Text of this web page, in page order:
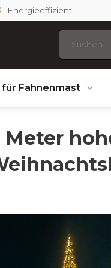
Energieeffizient
Fahnenmast
Meter